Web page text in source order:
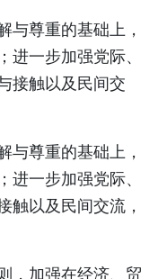
与尊重的基础上，
一步加强党际、
接触以及民间交
与尊重的基础上，
一步加强党际、
触以及民间交流，
，加强在经济、贸